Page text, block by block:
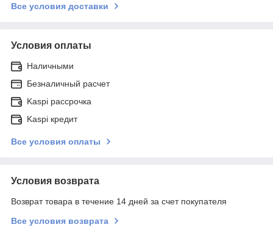
Все условия доставки
Условия оплаты
Наличными
Безналичный расчет
Kaspi рассрочка
Kaspi кредит
Все условия оплаты
Условия возврата
Возврат товара в течение 14 дней за счет покупателя
Все условия возврата